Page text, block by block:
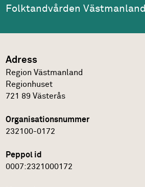
Folktandvården Västmanland
Adress
Region Västmanland
Regionhuset
721 89 Västerås
Organisationsnummer
232100-0172
Peppol id
0007:2321000172